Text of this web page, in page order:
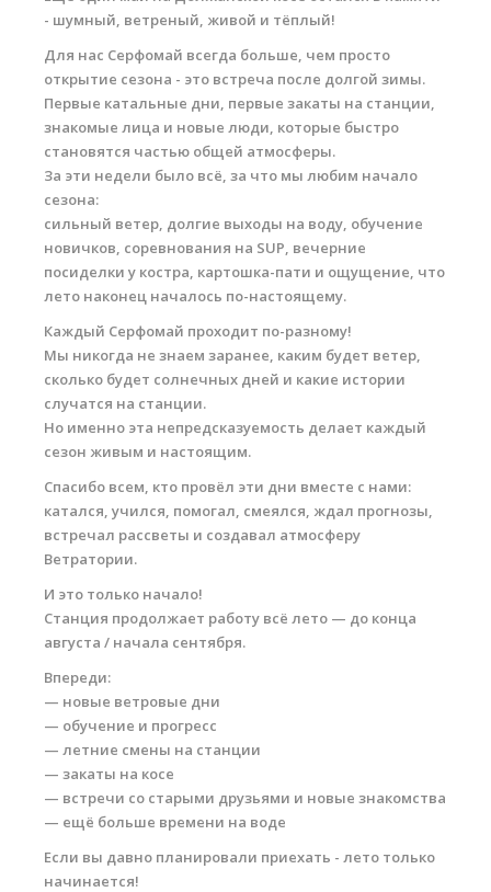
Фотки
Видео
Цены
Обучение виндсерфингу
Обучение кайтсерфингу
Прокат виндсерфинга
Прокат вингфойлинга
Прокат сап и вейкборд
Система скидок
Места катания
Наши Станции
Ветратория.Вьетнам
Ветратория.Россия
- шумный, ветреный, живой и тёплый!
Для нас Серфомай всегда больше, чем просто
открытие сезона - это встреча после долгой зимы.
Первые катальные дни, первые закаты на станции,
знакомые лица и новые люди, которые быстро
становятся частью общей атмосферы.
За эти недели было всё, за что мы любим начало
сезона:
сильный ветер, долгие выходы на воду, обучение
новичков, соревнования на SUP, вечерние
посиделки у костра, картошка-пати и ощущение, что
лето наконец началось по-настоящему.
Каждый Серфомай проходит по-разному!
Мы никогда не знаем заранее, каким будет ветер,
сколько будет солнечных дней и какие истории
случатся на станции.
Но именно эта непредсказуемость делает каждый
сезон живым и настоящим.
Спасибо всем, кто провёл эти дни вместе с нами:
катался, учился, помогал, смеялся, ждал прогнозы,
встречал рассветы и создавал атмосферу
Ветратории.
И это только начало!
Станция продолжает работу всё лето — до конца
августа / начала сентября.
Впереди:
— новые ветровые дни
— обучение и прогресс
— летние смены на станции
— закаты на косе
— встречи со старыми друзьями и новые знакомства
— ещё больше времени на воде
Если вы давно планировали приехать - лето только
начинается!